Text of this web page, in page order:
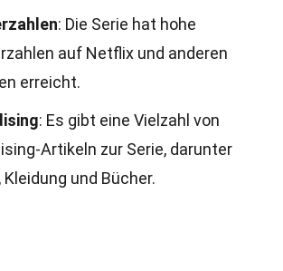
: Die Serie hat hohe
auf Netflix und anderen
erreicht.
: Es gibt eine Vielzahl von
Artikeln zur Serie, darunter
Kleidung und Bücher.